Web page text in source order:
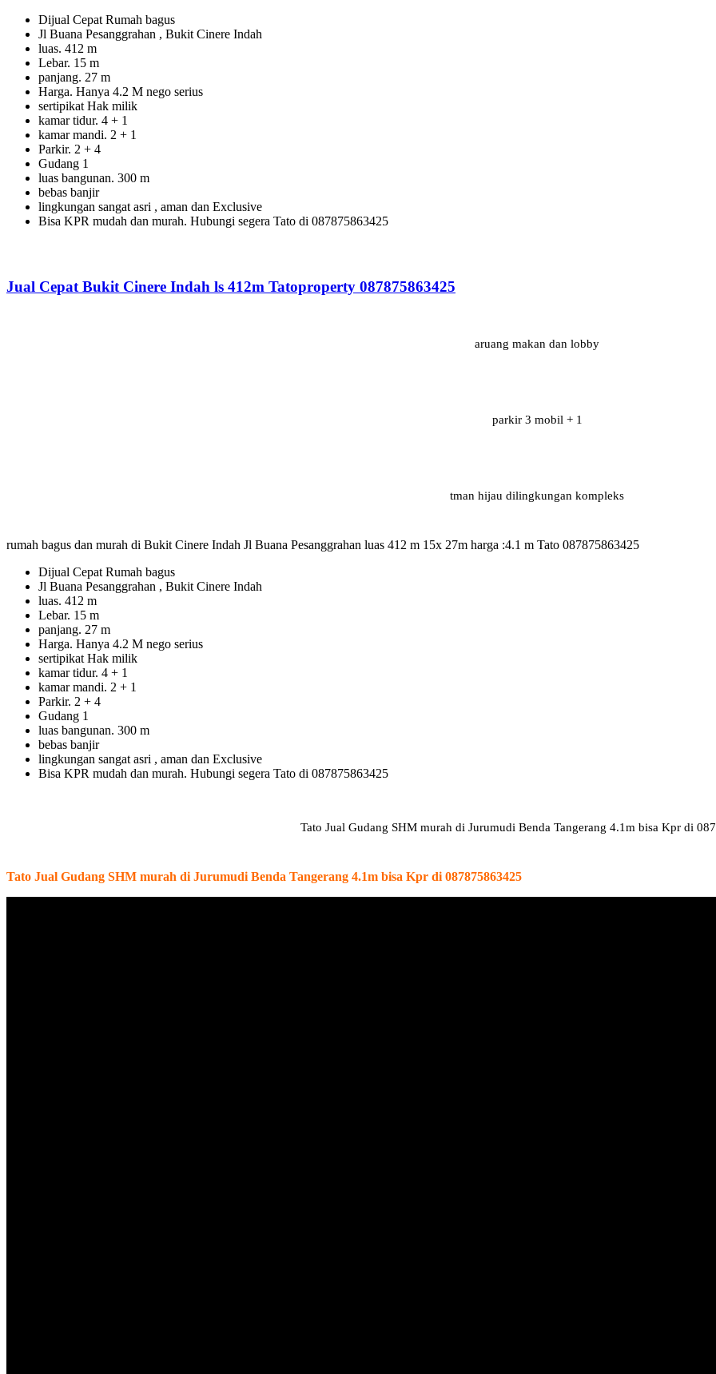
Dijual Cepat Rumah bagus
Jl Buana Pesanggrahan , Bukit Cinere Indah
luas. 412 m
Lebar. 15 m
panjang. 27 m
Harga. Hanya 4.2 M nego serius
sertipikat Hak milik
kamar tidur. 4 + 1
kamar mandi. 2 + 1
Parkir. 2 + 4
Gudang 1
luas bangunan. 300 m
bebas banjir
lingkungan sangat asri , aman dan Exclusive
Bisa KPR mudah dan murah. Hubungi segera Tato di 087875863425
Jual Cepat Bukit Cinere Indah ls 412m Tatoproperty 087875863425
aruang makan dan lobby
parkir 3 mobil + 1
tman hijau dilingkungan kompleks
rumah bagus dan murah di Bukit Cinere Indah Jl Buana Pesanggrahan luas 412 m 15x 27m harga :4.1 m Tato 087875863425
Dijual Cepat Rumah bagus
Jl Buana Pesanggrahan , Bukit Cinere Indah
luas. 412 m
Lebar. 15 m
panjang. 27 m
Harga. Hanya 4.2 M nego serius
sertipikat Hak milik
kamar tidur. 4 + 1
kamar mandi. 2 + 1
Parkir. 2 + 4
Gudang 1
luas bangunan. 300 m
bebas banjir
lingkungan sangat asri , aman dan Exclusive
Bisa KPR mudah dan murah. Hubungi segera Tato di 087875863425
Tato Jual Gudang SHM murah di Jurumudi Benda Tangerang 4.1m bisa Kpr di
Tato Jual Gudang SHM murah di Jurumudi Benda Tangerang 4.1m bisa Kpr di 087875863425